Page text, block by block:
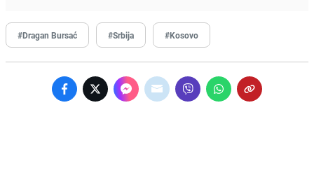
#Dragan Bursać #Srbija #Kosovo